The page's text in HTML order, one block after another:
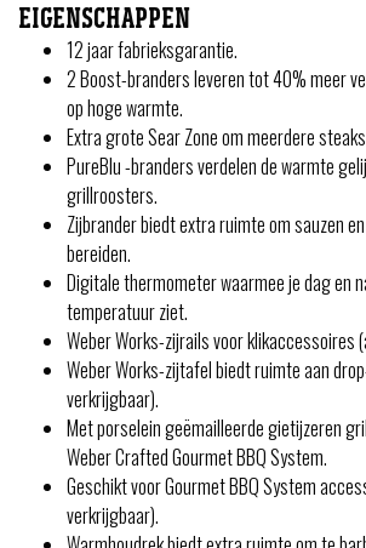
EIGENSCHAPPEN
12 jaar fabrieksgarantie.
2 Boost-branders leveren tot 40% meer
op hoge warmte.
Extra grote Sear Zone om meerdere
PureBlu -branders verdelen de warmte
grillroosters.
Zijbrander biedt extra ruimte om sauzen
bereiden.
Digitale thermometer waarmee je dag en
temperatuur ziet.
Weber Works-zijrails voor klikaccessoires
Weber Works-zijtafel biedt ruimte aan
verkrijgbaar).
Met porselein geëmailleerde gietijzeren
Weber Crafted Gourmet BBQ System.
Geschikt voor Gourmet BBQ System
verkrijgbaar).